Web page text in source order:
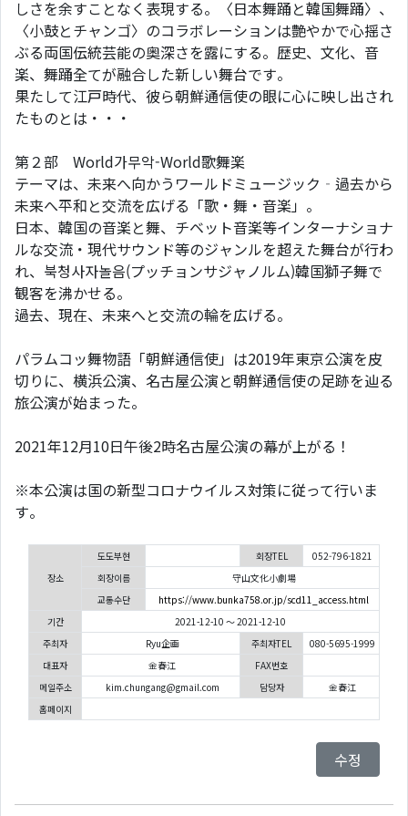
しさを余すことなく表現する。〈日本舞踊と韓国舞踊〉、
〈小鼓とチャンゴ〉のコラボレーションは艶やかで心揺さ
ぶる両国伝統芸能の奥深さを露にする。歴史、文化、音
楽、舞踊全てが融合した新しい舞台です。
果たして江戸時代、彼ら朝鮮通信使の眼に心に映し出され
たものとは・・・
第２部 World가무악-World歌舞楽
テーマは、未来へ向かうワールドミュージック‐過去から
未来へ平和と交流を広げる「歌・舞・音楽」。
日本、韓国の音楽と舞、チベット音楽等インターナショナ
ルな交流・現代サウンド等のジャンルを超えた舞台が行わ
れ、북청사자놀음(プッチョンサジャノルム)韓国獅子舞で
観客を沸かせる。
過去、現在、未来へと交流の輪を広げる。
パラムコッ舞物語「朝鮮通信使」は2019年東京公演を皮
切りに、横浜公演、名古屋公演と朝鮮通信使の足跡を辿る
旅公演が始まった。
2021年12月10日午後2時名古屋公演の幕が上がる！
※本公演は国の新型コロナウイルス対策に従って行いま
す。
장소
도도부현 회장TEL
052-796-1821
회장이름
守山文化小劇場
교통수단
https://www.bunka758.or.jp/scd11_access.html
기간
2021-12-10 ～ 2021-12-10
주최자
Ryu企画 주최자TEL
080-5695-1999
대표자
金春江
FAX번호
메일주소
kim.chungang@gmail.com 담당자
金春江
홈페이지
수정